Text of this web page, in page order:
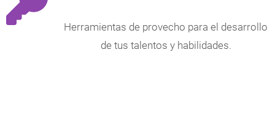
Herramientas de provecho para el desarrollo
de tus talentos y habilidades.